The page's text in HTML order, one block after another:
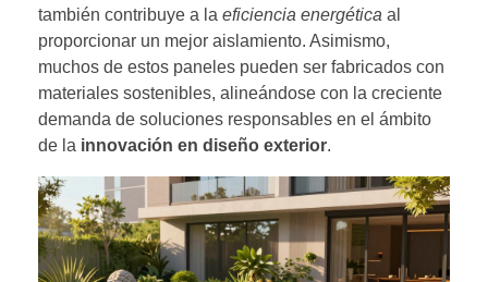
también contribuye a la eficiencia energética al
proporcionar un mejor aislamiento. Asimismo,
muchos de estos paneles pueden ser fabricados con
materiales sostenibles, alineándose con la creciente
demanda de soluciones responsables en el ámbito
de la innovación en diseño exterior.